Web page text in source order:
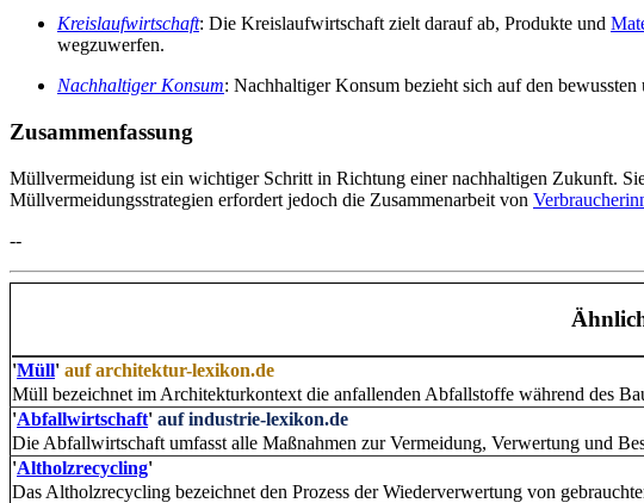
Kreislaufwirtschaft: Die Kreislaufwirtschaft zielt darauf ab, Produkte und
wegzuwerfen.
Nachhaltiger Konsum: Nachhaltiger Konsum bezieht sich auf den
Zusammenfassung
Müllvermeidung ist ein wichtiger Schritt in Richtung einer nachhaltigen Zukunft.
Müllvermeidungsstrategien erfordert jedoch die Zusammenarbeit von
--
'Müll' auf architektur-lexikon.de
Müll bezeichnet im Architekturkontext die anfallenden Abfallstoffe während des
'Abfallwirtschaft' auf industrie-lexikon.de
Die Abfallwirtschaft umfasst alle Maßnahmen zur Vermeidung, Verwertung und
'Altholzrecycling'
Das Altholzrecycling bezeichnet den Prozess der Wiederverwertung von